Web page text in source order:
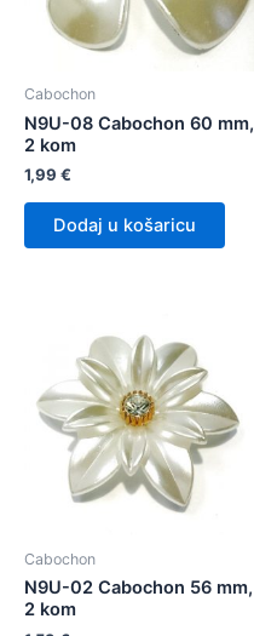
Cabochon
N9U-08 Cabochon 60 mm,
2 kom
1,99 €
Dodaj u košaricu
Cabochon
N9U-02 Cabochon 56 mm,
2 kom